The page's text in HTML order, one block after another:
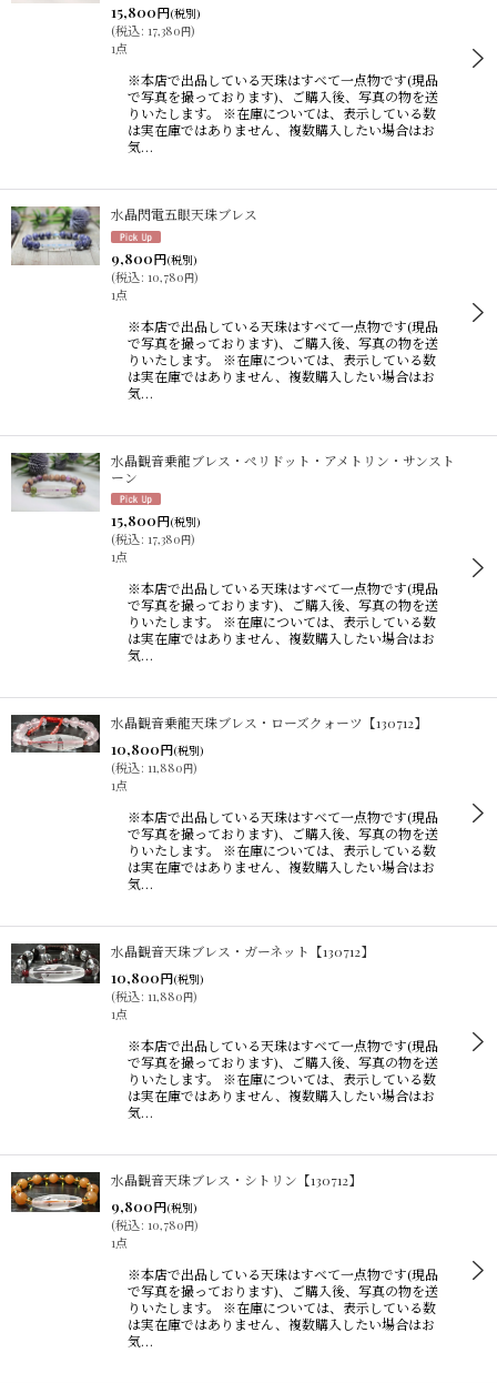
15,800円(税別)
(税込: 17,380円)
1点
※本店で出品している天珠はすべて一点物です(現品
で写真を撮っております)、ご購入後、写真の物を送
りいたします。 ※在庫については、表示している数
は実在庫ではありません、複数購入したい場合はお
気…
水晶閃電五眼天珠ブレス
9,800円(税別)
(税込: 10,780円)
1点
※本店で出品している天珠はすべて一点物です(現品
で写真を撮っております)、ご購入後、写真の物を送
りいたします。 ※在庫については、表示している数
は実在庫ではありません、複数購入したい場合はお
気…
水晶観音乗龍ブレス・ペリドット・アメトリン・サンスト
ーン
15,800円(税別)
(税込: 17,380円)
1点
※本店で出品している天珠はすべて一点物です(現品
で写真を撮っております)、ご購入後、写真の物を送
りいたします。 ※在庫については、表示している数
は実在庫ではありません、複数購入したい場合はお
気…
水晶観音乗龍天珠ブレス・ローズクォーツ【130712】
10,800円(税別)
(税込: 11,880円)
1点
※本店で出品している天珠はすべて一点物です(現品
で写真を撮っております)、ご購入後、写真の物を送
りいたします。 ※在庫については、表示している数
は実在庫ではありません、複数購入したい場合はお
気…
水晶観音天珠ブレス・ガーネット【130712】
10,800円(税別)
(税込: 11,880円)
1点
※本店で出品している天珠はすべて一点物です(現品
で写真を撮っております)、ご購入後、写真の物を送
りいたします。 ※在庫については、表示している数
は実在庫ではありません、複数購入したい場合はお
気…
水晶観音天珠ブレス・シトリン【130712】
9,800円(税別)
(税込: 10,780円)
1点
※本店で出品している天珠はすべて一点物です(現品
で写真を撮っております)、ご購入後、写真の物を送
りいたします。 ※在庫については、表示している数
は実在庫ではありません、複数購入したい場合はお
気…